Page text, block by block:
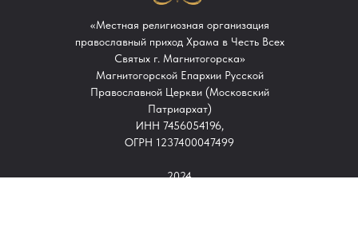
«Местная религиозная организация
православный приход Храма в Честь Всех
Святых г. Магнитогорска»
Магнитогорской Епархии Русской
Православной Церкви (Московский
Патриархат)
ИНН 7456054196,
ОГРН 1237400047499
2024